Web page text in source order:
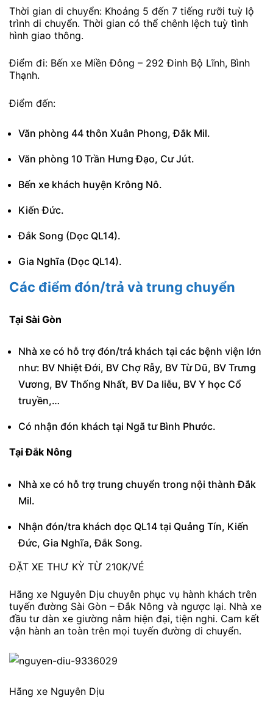
Thời gian di chuyển: Khoảng 5 đến 7 tiếng rưỡi tuỳ lộ
trình di chuyển. Thời gian có thể chênh lệch tuỳ tình
hình giao thông.
Điểm đi: Bến xe Miền Đông – 292 Đinh Bộ Lĩnh, Bình
Thạnh.
Điểm đến:
Văn phòng 44 thôn Xuân Phong, Đắk Mil.
Văn phòng 10 Trần Hưng Đạo, Cư Jút.
Bến xe khách huyện Krông Nô.
Kiến Đức.
Đắk Song (Dọc QL14).
Gia Nghĩa (Dọc QL14).
Các điểm đón/trả và trung chuyển
Tại Sài Gòn
Nhà xe có hỗ trợ đón/trả khách tại các bệnh viện lớn
như: BV Nhiệt Đới, BV Chợ Rẫy, BV Từ Dũ, BV Trưng
Vương, BV Thống Nhất, BV Da liễu, BV Y học Cổ
truyền,…
Có nhận đón khách tại Ngã tư Bình Phước.
Tại Đắk Nông
Nhà xe có hỗ trợ trung chuyển trong nội thành Đắk
Mil.
Nhận đón/tra khách dọc QL14 tại Quảng Tín, Kiến
Đức, Gia Nghĩa, Đắk Song.
ĐẶT XE THƯ KỲ TỪ 210K/VÉ
Hãng xe Nguyên Dịu chuyên phục vụ hành khách trên
tuyến đường Sài Gòn – Đắk Nông và ngược lại. Nhà xe
đầu tư dàn xe giường nằm hiện đại, tiện nghi. Cam kết
vận hành an toàn trên mọi tuyến đường di chuyển.
Hãng xe Nguyên Dịu